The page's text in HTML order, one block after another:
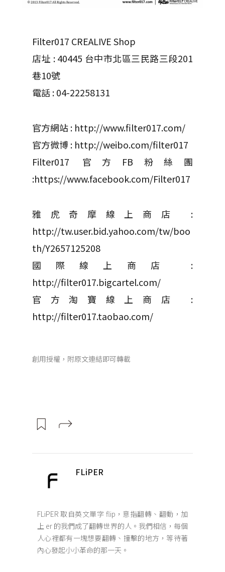
Filter017 CREALIVE Shop
店址 : 40445 台中市北區三民路三段201
巷10號
電話 : 04-22258131
官方網站 : http://www.filter017.com/
官方微博 : http://weibo.com/filter017
Filter017 官方FB粉絲團
:https://www.facebook.com/Filter017
雅虎奇摩線上商店 :
http://tw.user.bid.yahoo.com/tw/boo
th/Y2657125208
國際線上商店 :
http://filter017.bigcartel.com/
官方淘寶線上商店 :
http://filter017.taobao.com/
創用授權，附原文連結即可轉載
FLiPER
FLiPER 取自英文單字 flip，意指翻轉、翻動，加
上 er 的我們成了翻轉世界的人。我們相信，每個
人心裡都有一塊想要翻轉、撞擊的地方，等待著
內心發起小小革命的那一天。